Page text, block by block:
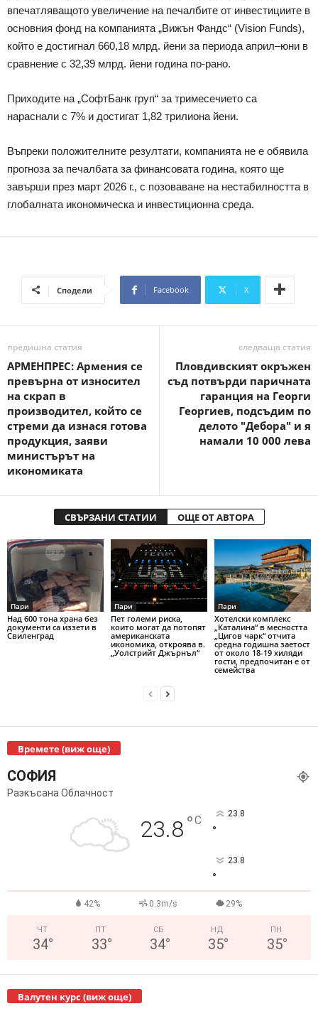
впечатляващото увеличение на печалбите от инвестициите в
основния фонд на компанията „Вижън Фандс“ (Vision Funds),
който е достигнал 660,18 млрд. йени за периода април–юни в
сравнение с 32,39 млрд. йени година по-рано.
Приходите на „СофтБанк груп“ за тримесечието са
нараснали с 7% и достигат 1,82 трилиона йени.
Въпреки положителните резултати, компанията не е обявила
прогноза за печалбата за финансовата година, която ще
завърши през март 2026 г., с позоваване на нестабилността в
глобалната икономическа и инвестиционна среда.
Сподели Facebook X
предишна статия
АРМЕНПРЕС: Армения се
превърна от износител
на скрап в
производител, който се
стреми да изнася готова
продукция, заяви
министърът на
икономиката
следваща статия
Пловдивският окръжен
съд потвърди паричната
гаранция на Георги
Георгиев, подсъдим по
делото "Дебора" и я
намали 10 000 лева
СВЪРЗАНИ СТАТИИ ОЩЕ ОТ АВТОРА
Пари
Над 600 тона храна без
документи са иззети в
Свиленград
Пари
Пет големи риска,
които могат да потопят
американската
икономика, откроява в.
„Уолстрийт Джърнъл“
Пари
Хотелски комплекс
„Каталина“ в месността
„Цигов чарк“ отчита
средна годишна заетост
от около 18-19 хиляди
гости, предпочитан е от
семейства
Времете (виж още)
СОФИЯ
Разкъсана Облачност
23.8°C 23.8
°
23.8
°
42% 0.3m/s 29%
ЧТ
34°
ПТ
33°
СБ
34°
НД
35°
ПН
35°
Валутен курс (виж още)